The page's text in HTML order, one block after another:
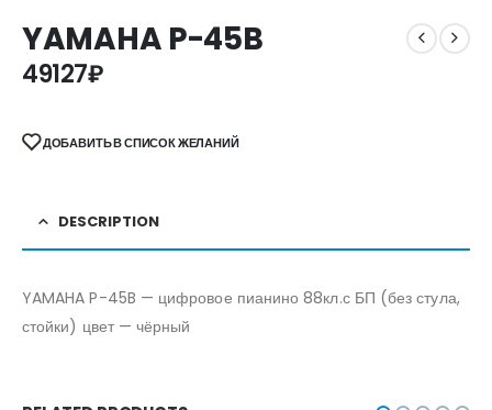
YAMAHA P-45B
49127₽
ДОБАВИТЬ В СПИСОК ЖЕЛАНИЙ
DESCRIPTION
YAMAHA P-45B — цифровое пианино 88кл.с БП (без стула,
стойки) цвет — чёрный